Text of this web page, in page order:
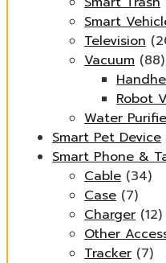
Smart
Television
Vacuum (88)
Robot
Water
Smart Pet Device
Smart Phone &
Cable (34)
Case (7)
Charger (12)
Other
Tracker (7)